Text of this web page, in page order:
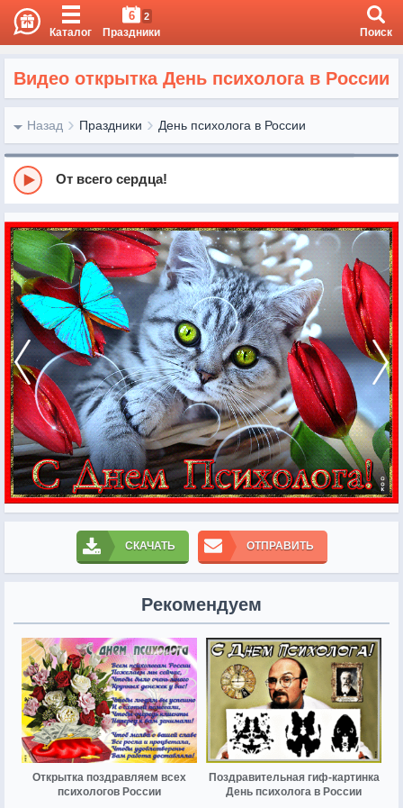
Каталог
6 2
Праздники Поиск
Видео открытка День психолога в России
Назад Праздники День психолога в России
От всего сердца!
СКАЧАТЬ ОТПРАВИТЬ
Рекомендуем
Открытка поздравляем всех
психологов России
Поздравительная гиф-картинка
День психолога в России